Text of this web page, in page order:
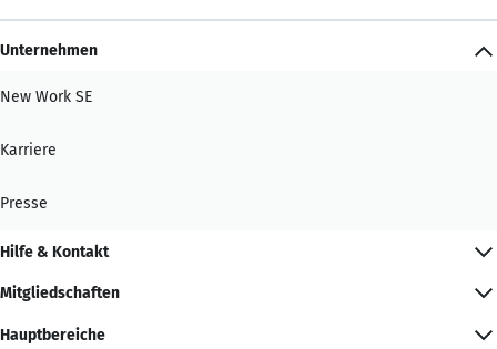
Unternehmen
New Work SE
Karriere
Presse
Hilfe & Kontakt
Mitgliedschaften
Hauptbereiche